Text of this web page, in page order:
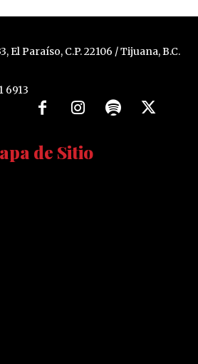
El Paraíso, C.P. 22106 / Tijuana, B.C.
6913
de Sitio